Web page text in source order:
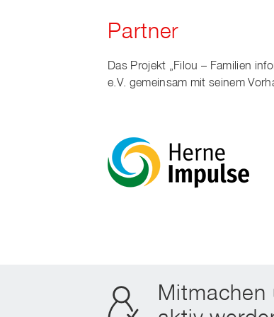
Partner
Das Projekt „Filou – Familien
e.V. gemeinsam mit seinem
Mitmachen